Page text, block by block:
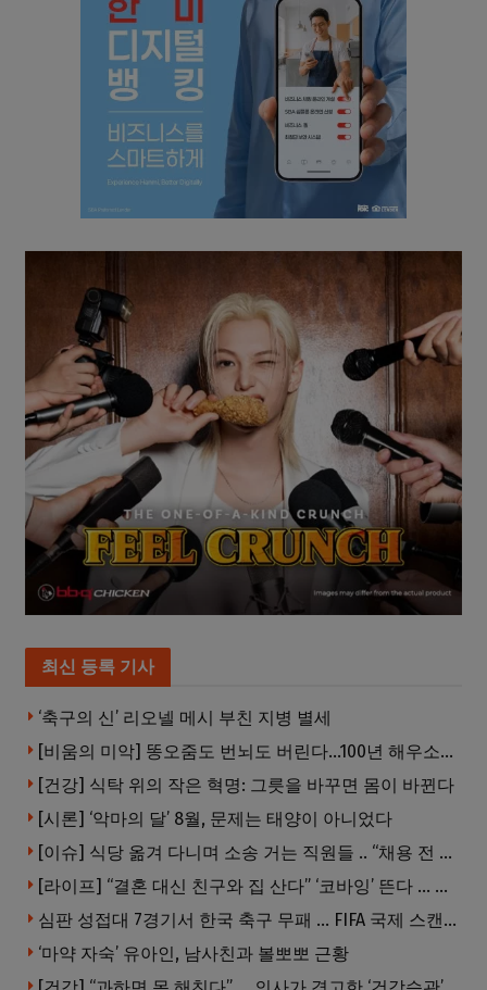
최신 등록 기사
‘축구의 신’ 리오넬 메시 부친 지병 별세
[비움의 미악] 똥오줌도 번뇌도 버린다…100년 해우소의 철학
[건강] 식탁 위의 작은 혁명: 그릇을 바꾸면 몸이 바뀐다
[시론] ‘악마의 달’ 8월, 문제는 태양이 아니었다
[이슈] 식당 옮겨 다니며 소송 거는 직원들 .. “채용 전 반드시 확인해야”
[라이프] “결혼 대신 친구와 집 산다” ‘코바잉’ 뜬다 … 내 집 마련 공식 바뀌었다
심판 성접대 7경기서 한국 축구 무패 … FIFA 국제 스캔들 번지나
‘마약 자숙’ 유아인, 남사친과 볼뽀뽀 근황